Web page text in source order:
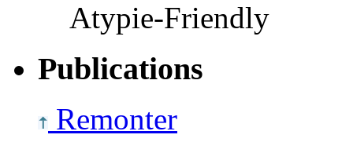
Atypie-Friendly
Publications
Remonter